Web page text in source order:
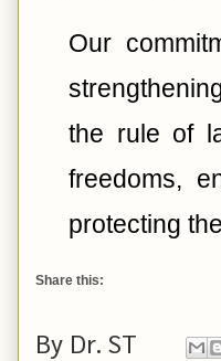
Our
the rule of
freedoms,
protecting
Share this:
By Dr. ST